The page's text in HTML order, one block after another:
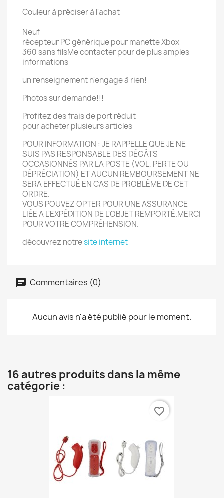
Couleur à préciser à l'achat
Neuf
récepteur PC générique pour manette Xbox
360 sans filsMe contacter pour de plus amples
informations
un renseignement n'engage à rien!
Photos sur demande!!!
Profitez des frais de port réduit
pour acheter plusieurs articles
POUR INFORMATION : JE RAPPELLE QUE JE NE
SUIS PAS RESPONSABLE DES DÉGÂTS
OCCASIONNÉS PAR LA POSTE (VOL, PERTE OU
DÉPRÉCIATION) ET AUCUN REMBOURSEMENT NE
SERA EFFECTUÉ EN CAS DE PROBLÈME DE CET
ORDRE.
VOUS POUVEZ OPTER POUR UNE ASSURANCE
LIÉE A L'EXPÉDITION DE L'OBJET REMPORTÉ.MERCI
POUR VOTRE COMPRÉHENSION.
découvrez notresite internet
Commentaires (0)
Aucun avis n'a été publié pour le moment.
16 autres produits dans la même
catégorie :
favorite_border